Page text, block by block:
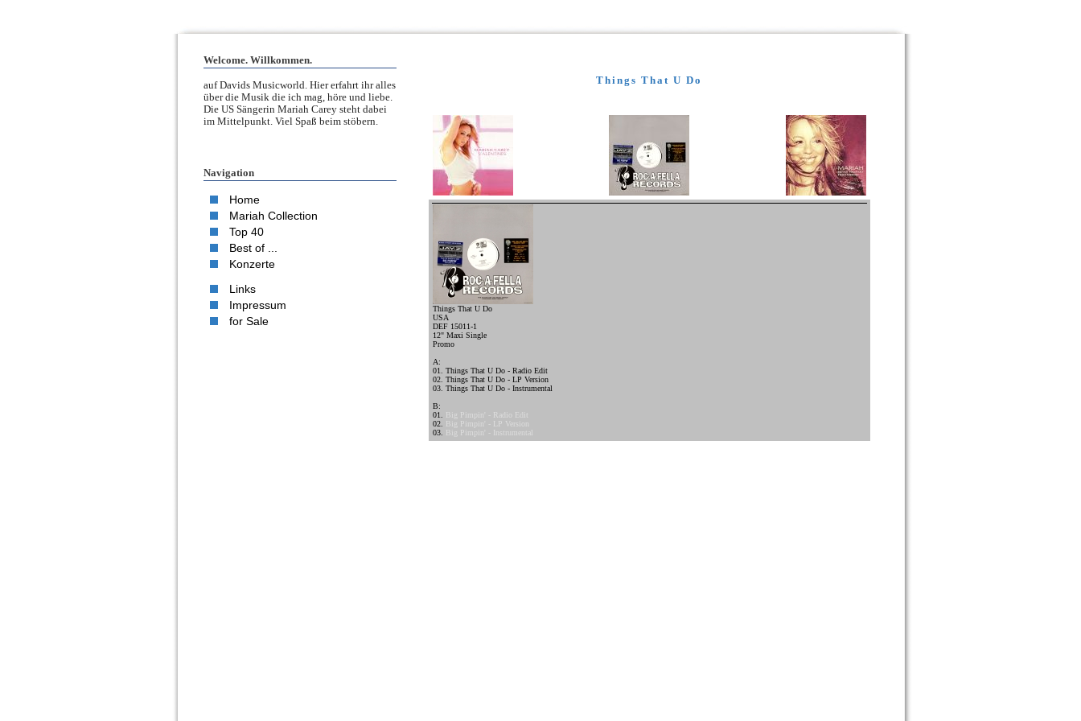
Welcome. Willkommen.
auf Davids Musicworld. Hier erfahrt ihr alles
über die Musik die ich mag, höre und liebe.
Die US Sängerin Mariah Carey steht dabei
im Mittelpunkt. Viel Spaß beim stöbern.
Navigation
Home
Mariah Collection
Top 40
Best of ...
Konzerte
Links
Impressum
for Sale
Things That U Do
Things That U Do
USA
DEF 15011-1
12" Maxi Single
Promo
A:
01. Things That U Do - Radio Edit
02. Things That U Do - LP Version
03. Things That U Do - Instrumental
B:
01.
Big Pimpin' - Radio Edit
02.
Big Pimpin' - LP Version
03.
Big Pimpin' - Instrumental